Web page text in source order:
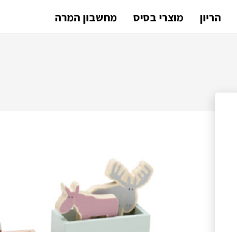
הריון מוצרי בסיס מחשבון המרה